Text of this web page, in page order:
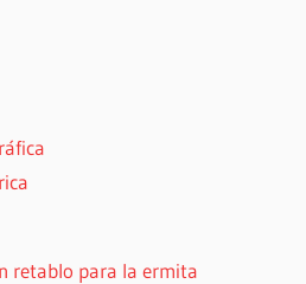
retablo para la ermita